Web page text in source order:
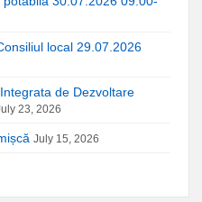
local 29.07.2026
de Dezvoltare
23, 2026
July 15, 2026